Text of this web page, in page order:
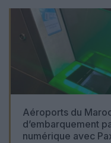
Aéroports du
d’embarquement
numérique avec